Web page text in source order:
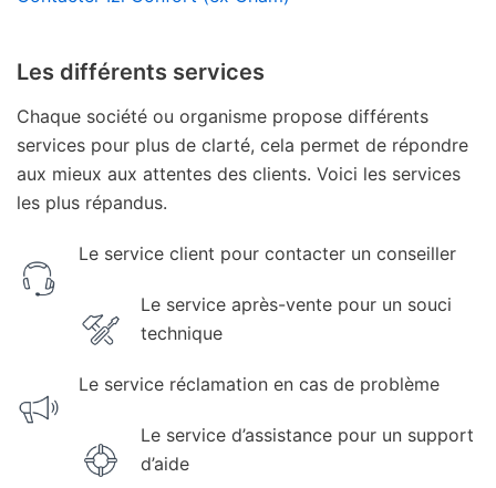
Les différents services
Chaque société ou organisme propose différents
services pour plus de clarté, cela permet de répondre
aux mieux aux attentes des clients. Voici les services
les plus répandus.
Le service client pour contacter un conseiller
Le service après-vente pour un souci
technique
Le service réclamation en cas de problème
Le service d’assistance pour un support
d’aide